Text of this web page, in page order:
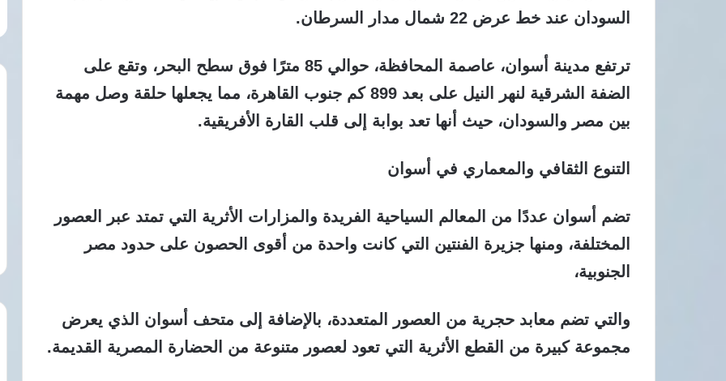
السودان عند خط عرض 22 شمال مدار السرطان.
ترتفع مدينة أسوان، عاصمة المحافظة، حوالي 85 مترًا فوق سطح البحر، وتقع على
الضفة الشرقية لنهر النيل على بعد 899 كم جنوب القاهرة، مما يجعلها حلقة وصل مهمة
بين مصر والسودان، حيث أنها تعد بوابة إلى قلب القارة الأفريقية.
التنوع الثقافي والمعماري في أسوان
تضم أسوان عددًا من المعالم السياحية الفريدة والمزارات الأثرية التي تمتد عبر العصور
المختلفة، ومنها جزيرة الفنتين التي كانت واحدة من أقوى الحصون على حدود مصر
الجنوبية،
والتي تضم معابد حجرية من العصور المتعددة، بالإضافة إلى متحف أسوان الذي يعرض
مجموعة كبيرة من القطع الأثرية التي تعود لعصور متنوعة من الحضارة المصرية القديمة.